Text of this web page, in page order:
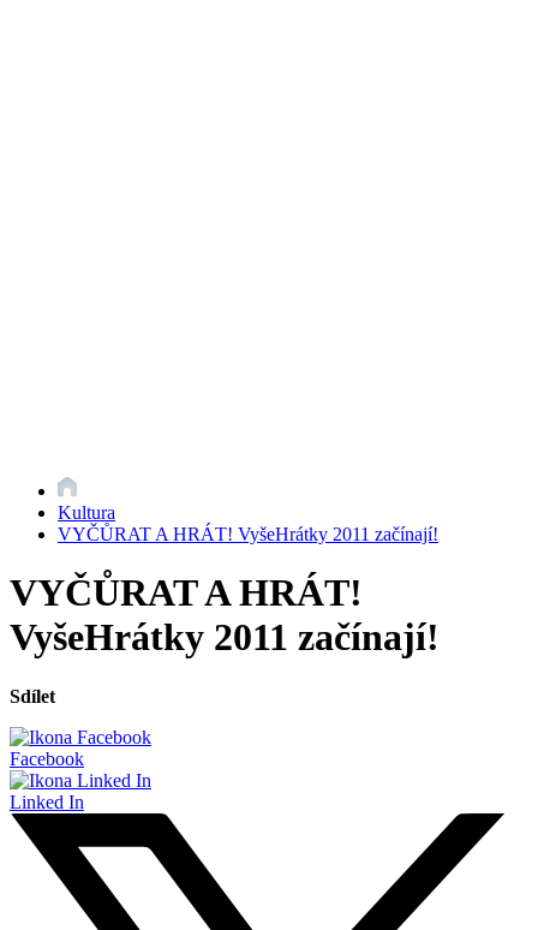
Kultura
VYČŮRAT A HRÁT! VyšeHrátky 2011 začínají!
VYČŮRAT A HRÁT!
VyšeHrátky 2011 začínají!
Sdílet
Facebook
Linked In